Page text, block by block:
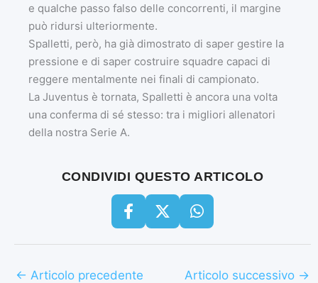
e qualche passo falso delle concorrenti, il margine
può ridursi ulteriormente.
Spalletti, però, ha già dimostrato di saper gestire la
pressione e di saper costruire squadre capaci di
reggere mentalmente nei finali di campionato.
La Juventus è tornata, Spalletti è ancora una volta
una conferma di sé stesso: tra i migliori allenatori
della nostra Serie A.
CONDIVIDI QUESTO ARTICOLO
← Articolo precedente Articolo successivo →